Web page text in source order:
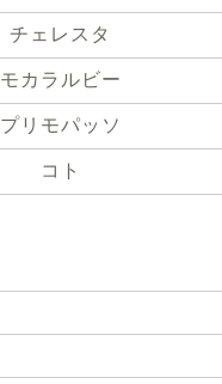
チェレスタ
モカラルビー
プリモパッソ
コト